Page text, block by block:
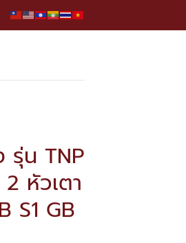
รุ่น TNP
หัวเตา
S1 GB